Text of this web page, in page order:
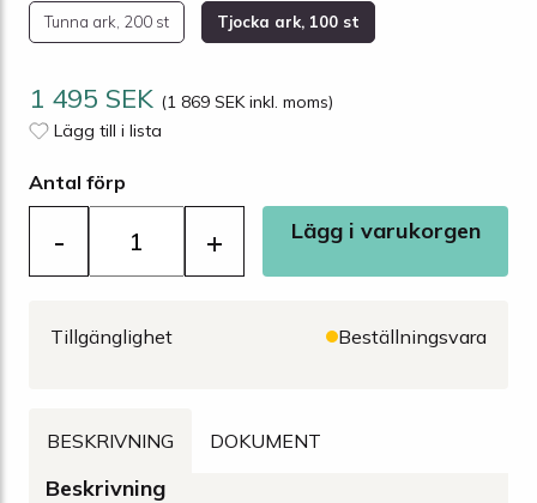
Tunna ark, 200 st Tjocka ark, 100 st
1 495 SEK (1 869 SEK inkl. moms)
Lägg till i lista
Antal förp
- + Lägg i varukorgen
Tillgänglighet Beställningsvara
BESKRIVNING DOKUMENT
Beskrivning